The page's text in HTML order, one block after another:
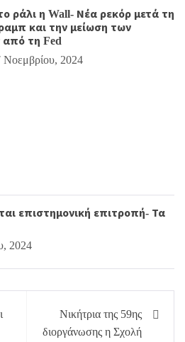
ράλι η Wall- Νέα ρεκόρ μετά τη
και την μείωση των
από τη Fed
Νοεμβρίου, 2024
επιστημονική επιτροπή- Τα
2024
Νικήτρια της 59ης
διοργάνωσης η Σχολή